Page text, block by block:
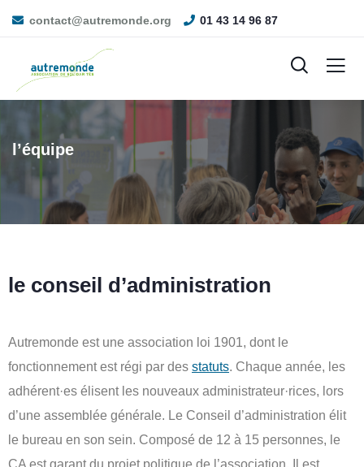
contact@autremonde.org 01 43 14 96 87
l’équipe
le conseil d’administration
Autremonde est une association loi 1901, dont le
fonctionnement est régi par des statuts. Chaque année, les
adhérent·e­s élisent les nouveaux administrateur·rices, lors
d’une assemblée générale. Le Conseil d’administration élit
le bureau en son sein. Composé de 12 à 15 personnes, le
CA est garant du projet politique de l’association. Il est